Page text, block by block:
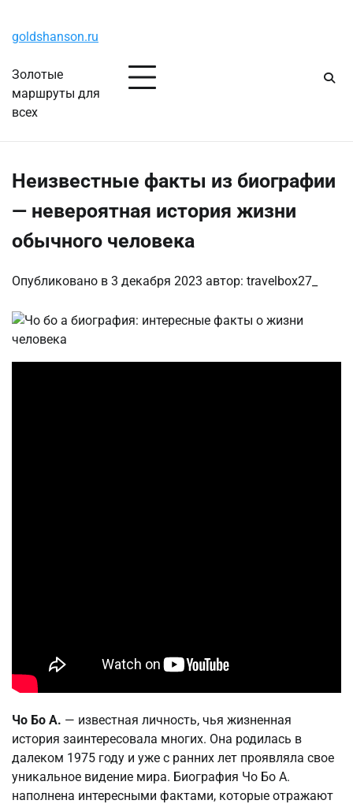
содержимому
goldshanson.ru
Золотые
маршруты для
всех
Неизвестные факты из биографии
— невероятная история жизни
обычного человека
Опубликовано в 3 декабря 2023 автор: travelbox27_
Чо Бо А. — известная личность, чья жизненная
история заинтересовала многих. Она родилась в
далеком 1975 году и уже с ранних лет проявляла свое
уникальное видение мира. Биография Чо Бо А.
наполнена интересными фактами, которые отражают